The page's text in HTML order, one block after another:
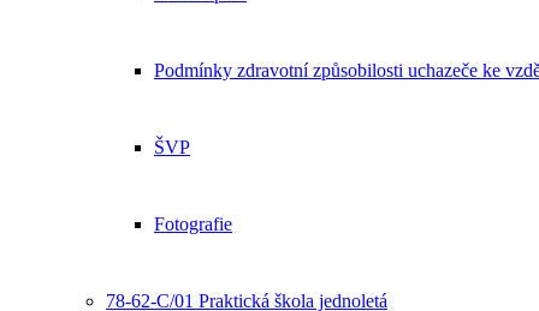
Podmínky zdravotní způsobilosti uchazeče ke
ŠVP
Fotografie
78-62-C/01 Praktická škola jednoletá